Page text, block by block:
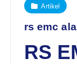
Artikel
rs emc
RS